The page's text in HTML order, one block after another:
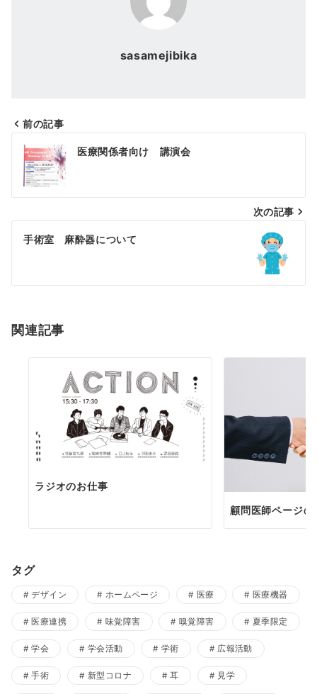
sasamejibika
投
稿
ナ
ビ
ゲ
シ
ン
前の記事
医療関係者向け 講演会
次の記事
手術室 麻酔器について
関連記事
ラジオのお仕事
顧問医師ページの
タグ
デザイン ホームページ 医療 医療機器
医療連携 味覚障害 嗅覚障害 夏季限定
学会 学会活動 学術 広報活動
手術 新型コロナ 耳 見学